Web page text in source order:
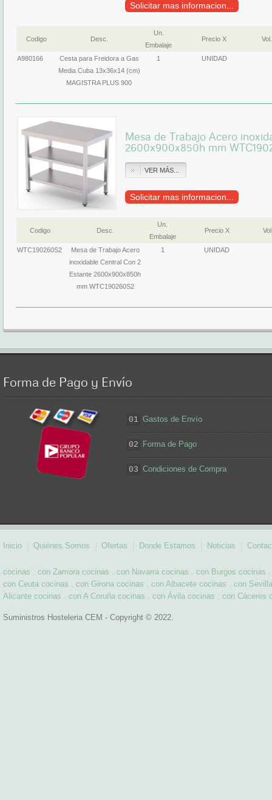
Solicitar mas informacion...
Codigo Desc.
Un.
Embalaje
Precio X Vol.
A980166
Cesta para Freidora a Gas
Media Cuba 13x36x14 (cm)
MAGISTRA PLUS 900
1 UNIDAD
Mesa de Trabajo Acero
2600x900x850h mm
VER MÁS...
Solicitar mas informacion...
Codigo Desc.
Un.
Embalaje
Precio X
WTC190260S2
Mesa de Trabajo Acero
inoxidable Central Con 2
Estante 2600x900x850h
mm WTC190260S2
1 UNIDAD
Forma de Pago y Envío
01 Gastos de Envío
02 Forma de Pago
03 Condiciones de Compra
Inicio Quiénes Somos Ofertas Donde Estamos Noticias
cocinas . con Zamora cocinas . con Navarra cocinas . con Burgos cocinas
con Ceuta cocinas . con Girona cocinas . con Albacete cocinas . con Sevilla
Alicante cocinas . con A Coruña cocinas . con Ávila cocinas . con Cáceres
Suministros Hosteleria CEM - Copyright © 2022.